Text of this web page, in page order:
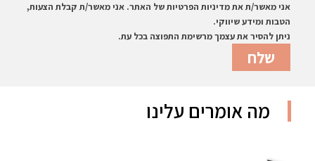
אני מאשר/ת את מדיניות הפרטיות של האתר. אני מאשר/ת קבלת הצעות,
הטבות ומידע שיווקי.
ניתן להסיר את עצמך מרשימת התפוצה בכל עת.
מה אומרים עלינו